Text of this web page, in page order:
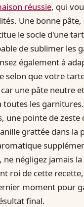
réussie, qui
Une bonne
le socle d'une
de sublimer les
également à
selon que votre
une pâte neutre
toutes les
une pointe de zeste
grattée dans la
ne négligez jamais
roi de cette
moment pour
final.